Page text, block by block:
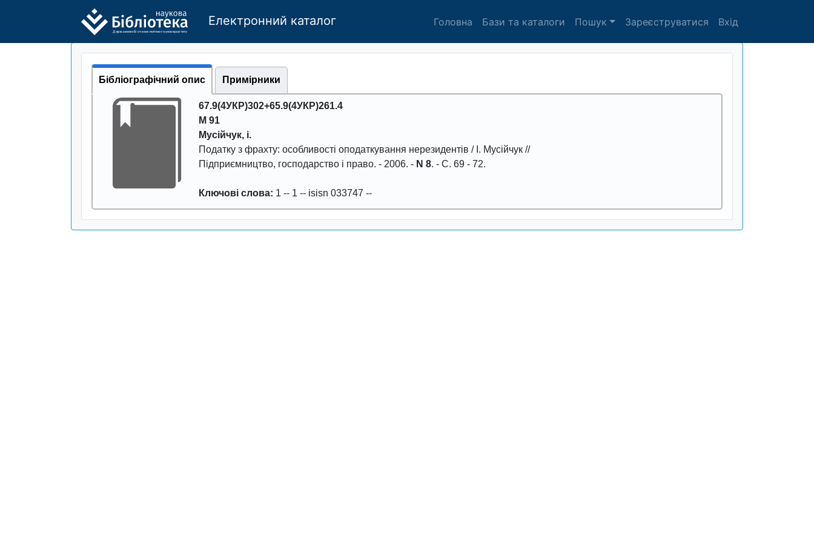
Державного бі отехно логічно го універси тету
Електронний каталог Головна Бази та каталоги Пошук Зареєструватися Вхід
Бібліографічний опис Примірники
67.9(4УКР)302+65.9(4УКР)261.4
М 91
Мусійчук, і.
Податку з фpахту: особливостi оподаткування неpезидентiв / I. Мусiйчук //
Пiдпpиємництво, господаpство i пpаво. - 2006. - N 8. - С. 69 - 72.
Ключові слова: 1 -- 1 -- isisn 033747 --